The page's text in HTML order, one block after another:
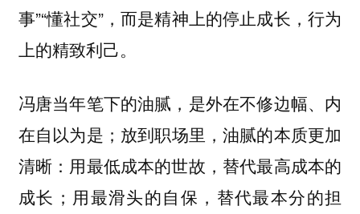
事”“懂社交”，而是精神上的停止成长，行为
上的精致利己。
冯唐当年笔下的油腻，是外在不修边幅、内
在自以为是；放到职场里，油腻的本质更加
清晰：用最低成本的世故，替代最高成本的
成长；用最滑头的自保，替代最本分的担